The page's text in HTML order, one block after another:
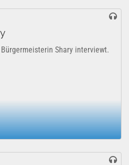
Shary interviewt.